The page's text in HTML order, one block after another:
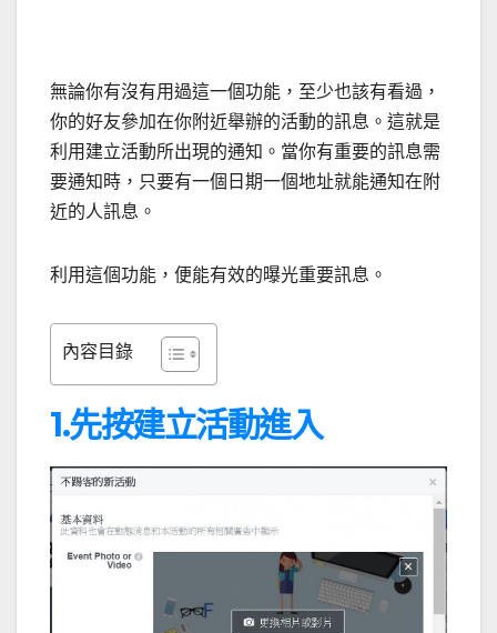
無論你有沒有用過這一個功能，至少也該有看過，
你的好友參加在你附近舉辦的活動的訊息。這就是
利用建立活動所出現的通知。當你有重要的訊息需
要通知時，只要有一個日期一個地址就能通知在附
近的人訊息。
利用這個功能，便能有效的曝光重要訊息。
內容目錄
1.先按建立活動進入